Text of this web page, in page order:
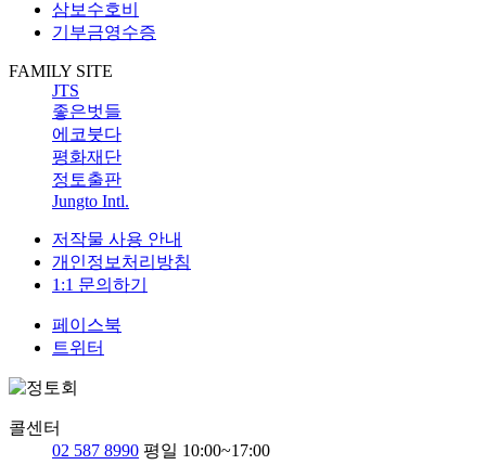
삼보수호비
기부금영수증
FAMILY SITE
JTS
좋은벗들
에코붓다
평화재단
정토출판
Jungto Intl.
저작물 사용 안내
개인정보처리방침
1:1 문의하기
페이스북
트위터
콜센터
02 587 8990 평일 10:00~17:00